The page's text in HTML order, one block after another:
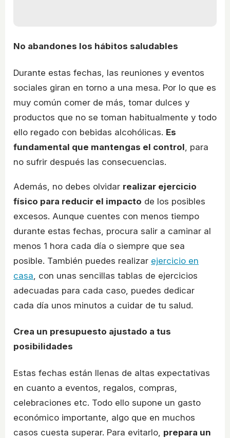
No abandones los hábitos saludables
Durante estas fechas, las reuniones y eventos
sociales giran en torno a una mesa. Por lo que es
muy común comer de más, tomar dulces y
productos que no se toman habitualmente y todo
ello regado con bebidas alcohólicas. Es
fundamental que mantengas el control , para
no sufrir después las consecuencias.
Además, no debes olvidar realizar ejercicio
físico para reducir el impacto de los posibles
excesos. Aunque cuentes con menos tiempo
durante estas fechas, procura salir a caminar al
menos 1 hora cada día o siempre que sea
posible. También puedes realizar ejercicio en
casa , con unas sencillas tablas de ejercicios
adecuadas para cada caso, puedes dedicar
cada día unos minutos a cuidar de tu salud.
Crea un presupuesto ajustado a tus
posibilidades
Estas fechas están llenas de altas expectativas
en cuanto a eventos, regalos, compras,
celebraciones etc. Todo ello supone un gasto
económico importante, algo que en muchos
casos cuesta superar. Para evitarlo, prepara un